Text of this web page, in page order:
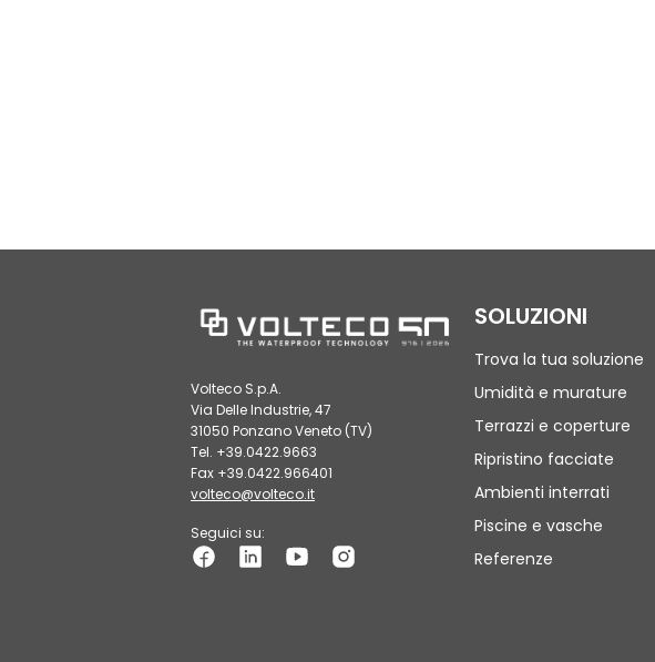
Volteco S.p.A.
Via Delle Industrie, 47
31050 Ponzano Veneto (TV)
Tel. +39.0422.9663
Fax +39.0422.966401
volteco@volteco.it
Seguici su:
SOLUZIONI
Trova la tua soluzione
Umidità e murature
Terrazzi e coperture
Ripristino facciate
Ambienti interrati
Piscine e vasche
Referenze